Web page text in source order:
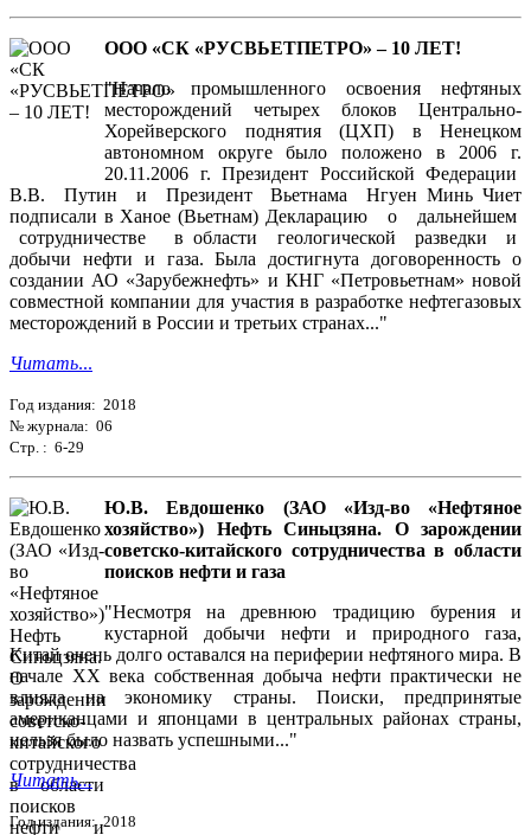
ООО «СК «РУСВЬЕТПЕТРО» – 10 ЛЕТ!
"Начало промышленного освоения нефтяных
месторождений четырех блоков Центрально-
Хорейверского поднятия (ЦХП) в Ненецком
автономном округе было положено в 2006 г.
20.11.2006 г. Президент Российской Федерации
В.В. Путин и Президент Вьетнама Нгуен Минь Чиет
подписали в Ханое (Вьетнам) Декларацию о дальнейшем
сотрудничестве в области геологической разведки и
добычи нефти и газа. Была достигнута договоренность о
создании АО «Зарубежнефть» и КНГ «Петровьетнам» новой
совместной компании для участия в разработке нефтегазовых
месторождений в России и третьих странах..."
Читать...
Год издания: 2018
№ журнала: 06
Стр. : 6-29
Ю.В. Евдошенко (ЗАО «Изд-во «Нефтяное
хозяйство») Нефть Синьцзяна. О зарождении
советско-китайского сотрудничества в области
поисков нефти и газа
"Несмотря на древнюю традицию бурения и
кустарной добычи нефти и природного газа,
Китай очень долго оставался на периферии нефтяного мира. В
начале ХХ века собственная добыча нефти практически не
влияла на экономику страны. Поиски, предпринятые
американцами и японцами в центральных районах страны,
нельзя было назвать успешными..."
Читать...
Год издания: 2018